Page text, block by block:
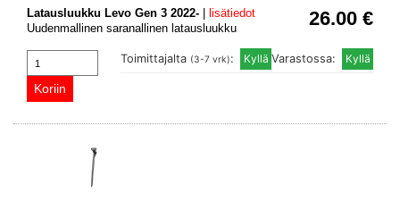
26.00 €
Latausluukku Levo Gen 3 2022-
lisätiedot
Uudenmallinen saranallinen latausluukku
Varastossa:
Toimittajalta (3-7 vrk):